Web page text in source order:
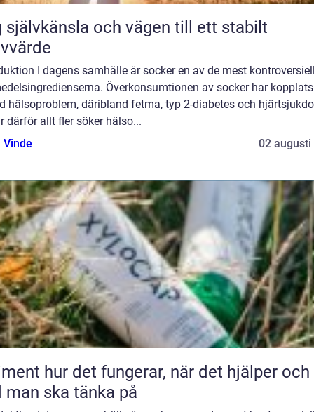
självkänsla och vägen till ett stabilt
I dagens samhälle är socker en av de mest
Överkonsumtionen av socker har
hälsoproblem, däribland fetma, typ 2-diabetes och
därför allt fler söker hälso...
Vinde
02 augusti
när det hjälper och
man ska tänka på